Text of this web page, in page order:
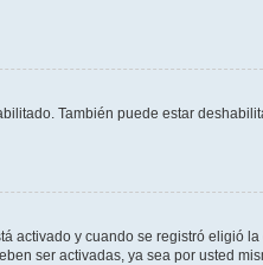
También puede estar
activado y cuando se registró eligió la
ser activadas, ya sea por usted